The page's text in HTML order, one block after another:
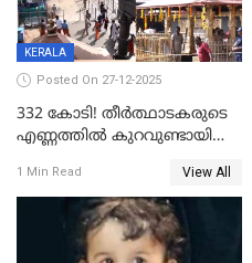
KERALA
Posted On 27-12-2025
332 കോടി! തീർത്ഥാടകരുടെ
എണ്ണത്തിൽ കുറവുണ്ടായിട്ടും
കുതിച്ചുയരുന്നു
1 Min Read View All